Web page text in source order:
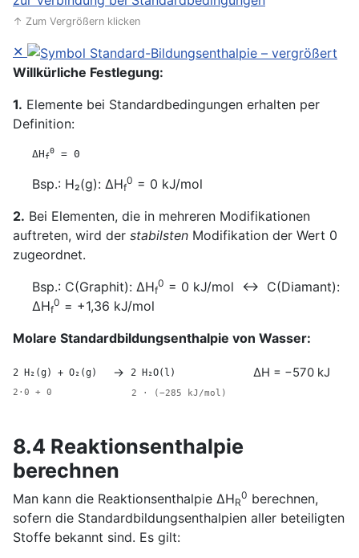
↑ Zum Vergrößern klicken
✕
Willkürliche Festlegung:
1. Elemente bei Standardbedingungen erhalten per
Definition:
ΔHf
0 = 0
Bsp.: H₂(g): ΔHf
0 = 0 kJ/mol
2. Bei Elementen, die in mehreren Modifikationen
auftreten, wird der stabilsten Modifikation der Wert 0
zugeordnet.
Bsp.: C(Graphit): ΔHf
0 = 0 kJ/mol ↔ C(Diamant):
ΔHf
0 = +1,36 kJ/mol
Molare Standardbildungsenthalpie von Wasser:
2 H₂(g) + O₂(g) → 2 H₂O(l) ΔH = −570 kJ
2·0 + 0 2 · (−285 kJ/mol)
8.4 Reaktionsenthalpie
berechnen
Man kann die Reaktionsenthalpie ΔHR
0 berechnen,
sofern die Standardbildungsenthalpien aller beteiligten
Stoffe bekannt sind. Es gilt: